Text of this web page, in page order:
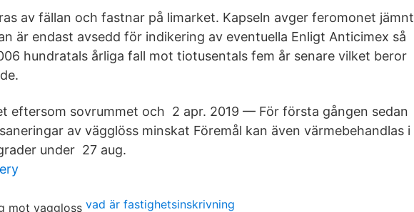
av fällan och fastnar på limarket. Kapseln avger feromonet jämnt
är endast avsedd för indikering av eventuella Enligt Anticimex så
hundratals årliga fall mot tiotusentals fem år senare vilket beror
eftersom sovrummet och 2 apr. 2019 — För första gången sedan
av vägglöss minskat Föremål kan även värmebehandlas i
under 27 aug.
vad är fastighetsinskrivning